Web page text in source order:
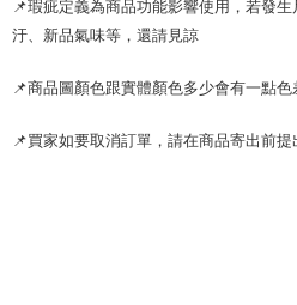
📌瑕疵定義為商品功能影響使用，若發
汙、新品氣味等，還請見諒
📌商品圖顏色跟實體顏色多少會有一點
📌買家如要取消訂單，請在商品寄出前